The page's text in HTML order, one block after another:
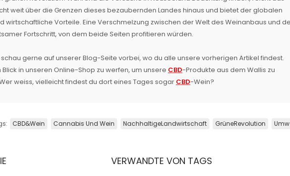
weit über die Grenzen dieses bezaubernden Landes hinaus und bietet der globalen
wirtschaftliche Vorteile. Eine Verschmelzung zwischen der Welt des Weinanbaus und
Fortschritt, von dem beide Seiten profitieren würden.
gerne auf unserer Blog-Seite vorbei, wo du alle unsere vorherigen Artikel findest.
in unseren Online-Shop zu werfen, um unsere CBD-Produkte aus dem Wallis zu
weiss, vielleicht findest du dort eines Tages sogar CBD-Wein?
CBD&Wein Cannabis Und Wein NachhaltigeLandwirtschaft GrüneRevolution
VERWANDTE VON TAGS